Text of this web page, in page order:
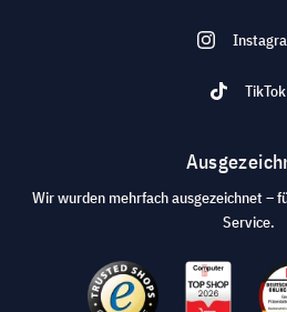
TikTok
Wir wurden mehrfach ausgezeichnet –
Service.